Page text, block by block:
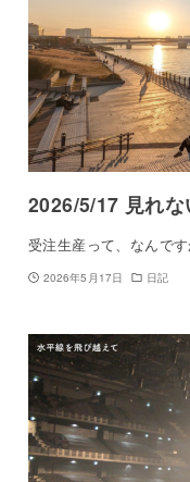
2026/5/17 見れな
受注生産って、なんです
2026年5月17日 日記